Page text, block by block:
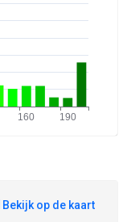
Bekijk op de kaart